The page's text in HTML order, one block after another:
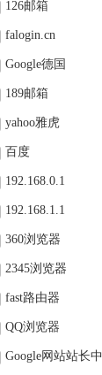
126邮箱
falogin.cn
Google德国
189邮箱
yahoo雅虎
百度
192.168.0.1
192.168.1.1
360浏览器
2345浏览器
fast路由器
QQ浏览器
Google网站站长中